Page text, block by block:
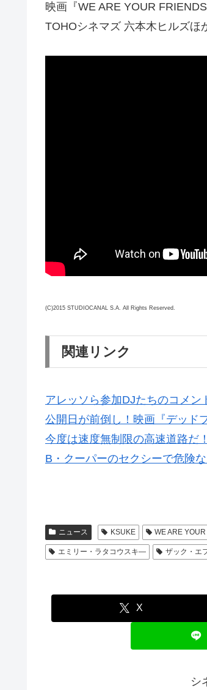
映画『WE ARE YOUR
TOHOシネマズ 六本木ヒルズほ
(C)2015 STUDIOCANAL S.A. All Rights Reserved.
関連リンク
アレッソら参加DJたちのコメン
公開日が前倒し！映画『デッド
今度は速度無制限の高速道路だ
B・クーパーのセクシーで危険
ニュース KSUKE WE ARE
エミリー・ラタコウスキ― ザック・エ
X
シ